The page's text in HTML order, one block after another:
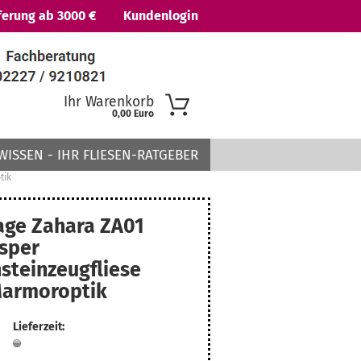
ab 3000 € Kundenlogin
vergessen?
Ihr Warenkorb
0,00 Euro
- IHR FLIESEN-RATGEBER
Zahara ZA01
Lieferzeit: